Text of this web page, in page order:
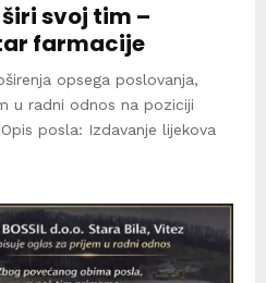
svoj tim –
farmacije
opsega poslovanja,
u radni odnos na poziciji
posla: Izdavanje lijekova